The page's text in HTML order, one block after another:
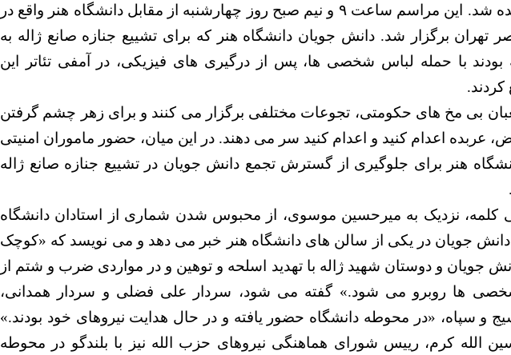
خشونت کشیده شد. این مراسم ساعت ۹ و نیم صبح روز چهارشنبه از مقابل دانشگاه هنر واقع در
تهران برگزار شد. دانش جویان دانشگاه هنر که برای تشییع جنازه صانع ژاله به
بودند با حمله لباس شخصی ها، پس از درگیری‌ های فیزیکی، در آمفی تئاتر این
کردند.
بی مخ های حکومتی، تجوعات مختلفی برگزار می کنند و برای زهر چشم گرفتن
عربده اعدام کنید و اعدام کنید سر می دهند. در این میان، حضور ماموران امنیتی
هنر برای جلوگیری از گسترش تجمع دانش جویان در تشییع جنازه صانع ژاله
کلمه، نزدیک به میرحسین موسوی، از محبوس شدن شماری از استادان دانشگاه
دانش جویان در یکی از سالن های دانشگاه هنر خبر می ‌دهد و می نویسد که «کوچک
جویان و دوستان شهید ژاله با تهدید اسلحه و توهین و در مواردی ضرب و شتم از
ها روبرو می شود.» گفته می شود، سردار علی فضلی و سردار همدانی،
و سپاه، «در محوطه دانشگاه حضور یافته و در حال هدایت نیروهای خود بودند.»
‌الله کرم، رییس شورای هماهنگی نیروهای حزب الله نیز با بلندگو در محوطه